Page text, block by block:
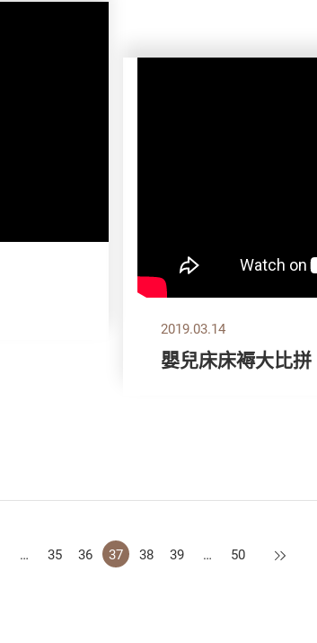
2019.03.14
嬰兒床床褥大比拼
… 35 36 37 38 39 … 50 下一頁